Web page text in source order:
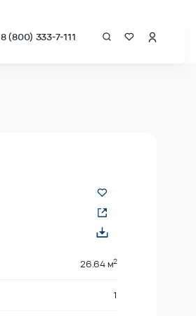
8 (800) 333-7-111
26.64 м2
1